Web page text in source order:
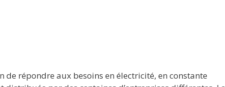
de répondre aux besoins en électricité, en constante